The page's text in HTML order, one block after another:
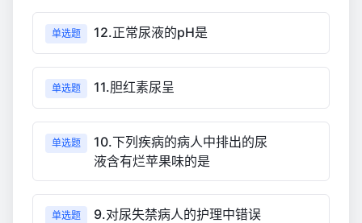
单选题 12.正常尿液的pH是
单选题 11.胆红素尿呈
单选题
10.下列疾病的病人中排出的尿
液含有烂苹果味的是
单选题
9.对尿失禁病人的护理中错误